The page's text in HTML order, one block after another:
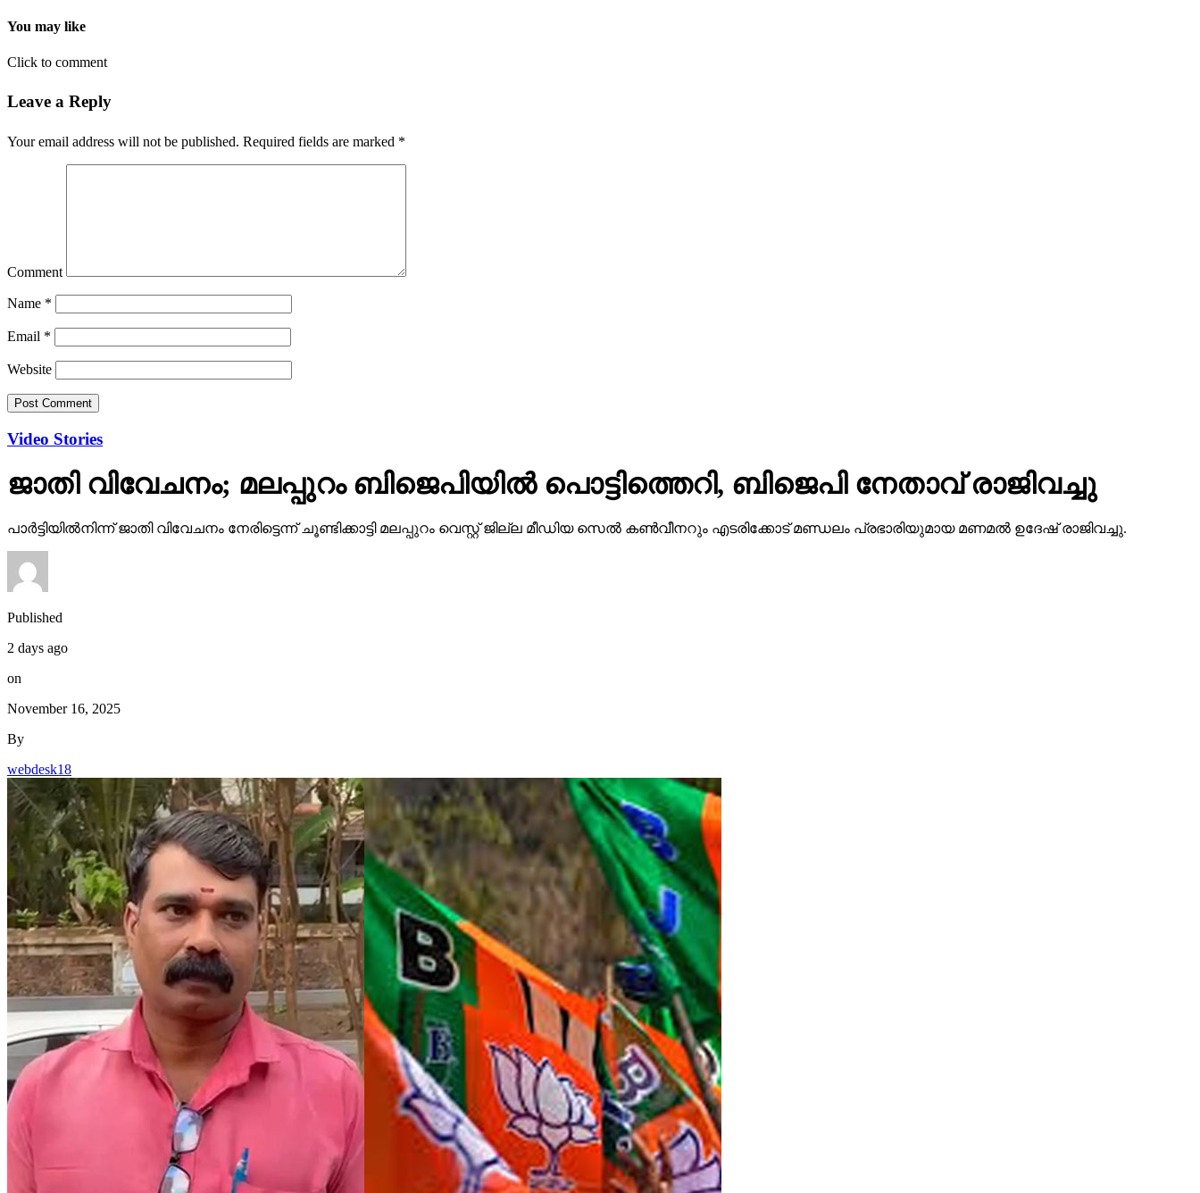
You may like
Click to comment
Leave a Reply
Your email address will not be published. Required fields are marked *
Comment
Name *
Email *
Website
Video Stories
ജാതി വിവേചനം; മലപ്പുറം ബിജെപിയില്‍ പൊട്ടിത്തെറി, ബിജെപി നേതാവ് രാജിവച്ചു
പാര്‍ട്ടിയില്‍നിന്ന് ജാതി വിവേചനം നേരിട്ടെന്ന് ചൂണ്ടിക്കാട്ടി മലപ്പുറം വെസ്റ്റ് ജില്ല മീഡിയ സെല്‍ കണ്‍വീനറും എടരിക്കോട് മണ്ഡലം പ്രഭാരിയുമായ മണമല്‍ ഉദേഷ് രാജിവച്ചു.
Published
2 days ago
on
November 16, 2025
By
webdesk18